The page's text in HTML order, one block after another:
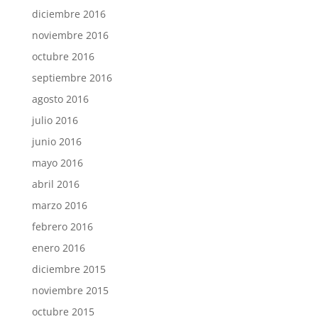
diciembre 2016
noviembre 2016
octubre 2016
septiembre 2016
agosto 2016
julio 2016
junio 2016
mayo 2016
abril 2016
marzo 2016
febrero 2016
enero 2016
diciembre 2015
noviembre 2015
octubre 2015